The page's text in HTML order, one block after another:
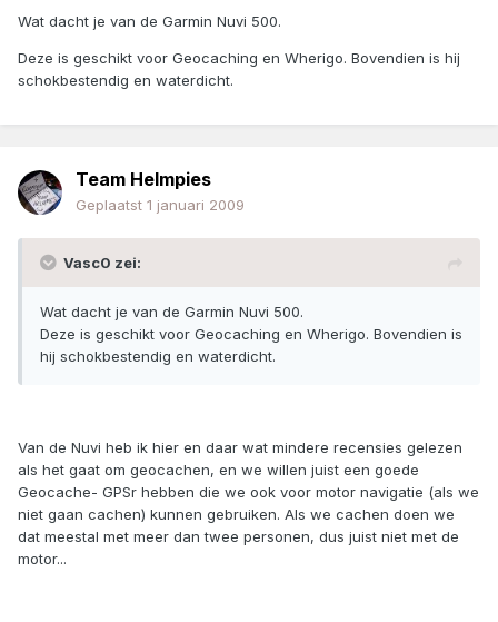
Wat dacht je van de Garmin Nuvi 500.
Deze is geschikt voor Geocaching en Wherigo. Bovendien is hij
schokbestendig en waterdicht.
Team Helmpies
Geplaatst 1 januari 2009
Vasc0 zei:
Wat dacht je van de Garmin Nuvi 500.
Deze is geschikt voor Geocaching en Wherigo. Bovendien is
hij schokbestendig en waterdicht.
Van de Nuvi heb ik hier en daar wat mindere recensies gelezen
als het gaat om geocachen, en we willen juist een goede
Geocache- GPSr hebben die we ook voor motor navigatie (als we
niet gaan cachen) kunnen gebruiken. Als we cachen doen we
dat meestal met meer dan twee personen, dus juist niet met de
motor...